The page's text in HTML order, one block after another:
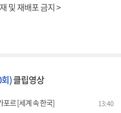
및 재배포 금지 >
)클립영상
포르 [세계 속 한국] 13:40